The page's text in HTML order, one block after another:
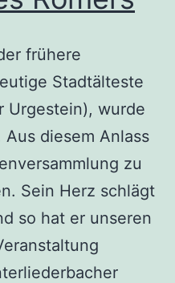
frühere
Stadtälteste
Urgestein), wurde
Aus diesem Anlass
zu
Sein Herz schlägt
so hat er unseren